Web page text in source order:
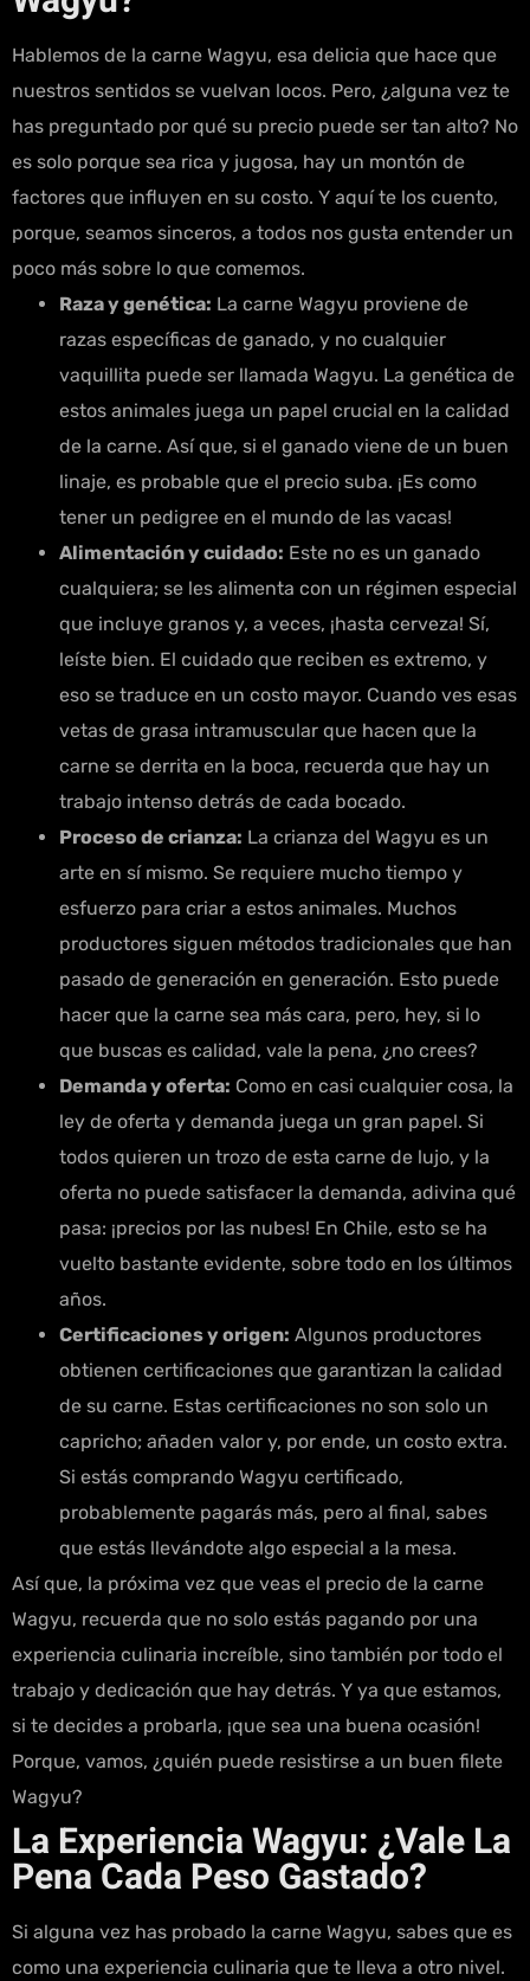
Hablemos de la carne Wagyu, esa delicia que hace que
nuestros sentidos se vuelvan locos. Pero, ¿alguna vez te
has preguntado por qué su precio puede ser tan alto? No
es solo porque sea rica y jugosa, hay un montón de
factores que influyen en su costo. Y aquí te los cuento,
porque, seamos sinceros, a todos nos gusta entender un
poco más sobre lo que comemos.
Raza y genética: La carne Wagyu proviene de
razas específicas de ganado, y no cualquier
vaquillita puede ser llamada Wagyu. La genética de
estos animales juega un papel crucial en la calidad
de la carne. Así que, si el ganado viene de un buen
linaje, es probable que el precio suba. ¡Es como
tener un pedigree en el mundo de las vacas!
Alimentación y cuidado: Este no es un ganado
cualquiera; se les alimenta con un régimen especial
que incluye granos y, a veces, ¡hasta cerveza! Sí,
leíste bien. El cuidado que reciben es extremo, y
eso se traduce en un costo mayor. Cuando ves esas
vetas de grasa intramuscular que hacen que la
carne se derrita en la boca, recuerda que hay un
trabajo intenso detrás de cada bocado.
Proceso de crianza: La crianza del Wagyu es un
arte en sí mismo. Se requiere mucho tiempo y
esfuerzo para criar a estos animales. Muchos
productores siguen métodos tradicionales que han
pasado de generación en generación. Esto puede
hacer que la carne sea más cara, pero, hey, si lo
que buscas es calidad, vale la pena, ¿no crees?
Demanda y oferta: Como en casi cualquier cosa, la
ley de oferta y demanda juega un gran papel. Si
todos quieren un trozo de esta carne de lujo, y la
oferta no puede satisfacer la demanda, adivina qué
pasa: ¡precios por las nubes! En Chile, esto se ha
vuelto bastante evidente, sobre todo en los últimos
años.
Certificaciones y origen: Algunos productores
obtienen certificaciones que garantizan la calidad
de su carne. Estas certificaciones no son solo un
capricho; añaden valor y, por ende, un costo extra.
Si estás comprando Wagyu certificado,
probablemente pagarás más, pero al final, sabes
que estás llevándote algo especial a la mesa.
Así que, la próxima vez que veas el precio de la carne
Wagyu, recuerda que no solo estás pagando por una
experiencia culinaria increíble, sino también por todo el
trabajo y dedicación que hay detrás. Y ya que estamos,
si te decides a probarla, ¡que sea una buena ocasión!
Porque, vamos, ¿quién puede resistirse a un buen filete
Wagyu?
La Experiencia Wagyu: ¿Vale La
Pena Cada Peso Gastado?
Si alguna vez has probado la carne Wagyu, sabes que es
como una experiencia culinaria que te lleva a otro nivel.